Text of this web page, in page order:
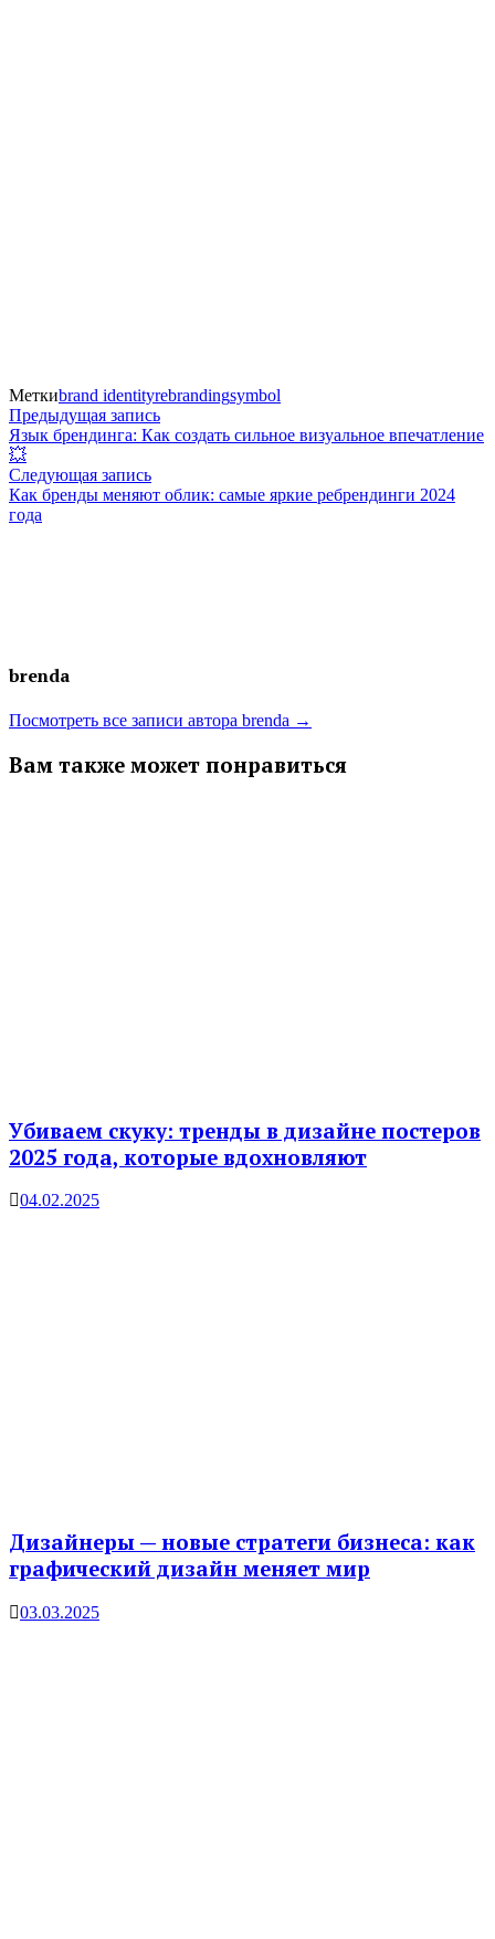
Меткиbrand identityrebrandingsymbol
Навигация
по
записям
Предыдущая записьПредыдущая
запись:
Язык брендинга: Как создать сильное визуальное впечатление
💥
Следующая записьСледующая
запись:
Как бренды меняют облик: самые яркие ребрендинги 2024
года
brenda
Посмотреть все записи автора brenda →
Вам также может понравиться
Убиваем скуку: тренды в дизайне постеров
2025 года, которые вдохновляют
04.02.2025
Дизайнеры — новые стратеги бизнеса: как
графический дизайн меняет мир
03.03.2025